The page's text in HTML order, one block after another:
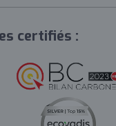
certifiés :